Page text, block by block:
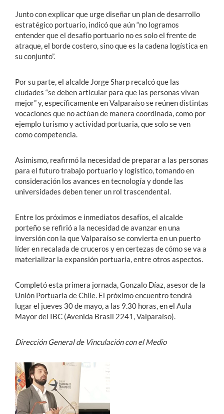
Junto con explicar que urge diseñar un plan de desarrollo
estratégico portuario, indicó que aún “no logramos
entender que el desafío portuario no es solo el frente de
atraque, el borde costero, sino que es la cadena logística en
su conjunto”.
Por su parte, el alcalde Jorge Sharp recalcó que las
ciudades “se deben articular para que las personas vivan
mejor” y, específicamente en Valparaíso se reúnen distintas
vocaciones que no actúan de manera coordinada, como por
ejemplo turismo y actividad portuaria, que solo se ven
como competencia.
Asimismo, reafirmó la necesidad de preparar a las personas
para el futuro trabajo portuario y logístico, tomando en
consideración los avances en tecnología y donde las
universidades deben tener un rol trascendental.
Entre los próximos e inmediatos desafíos, el alcalde
porteño se refirió a la necesidad de avanzar en una
inversión con la que Valparaíso se convierta en un puerto
líder en recalada de cruceros y en certezas de cómo se va a
materializar la expansión portuaria, entre otros aspectos.
Completó esta primera jornada, Gonzalo Díaz, asesor de la
Unión Portuaria de Chile. El próximo encuentro tendrá
lugar el jueves 30 de mayo, a las 9.30 horas, en el Aula
Mayor del IBC (Avenida Brasil 2241, Valparaíso).
Dirección General de Vinculación con el Medio